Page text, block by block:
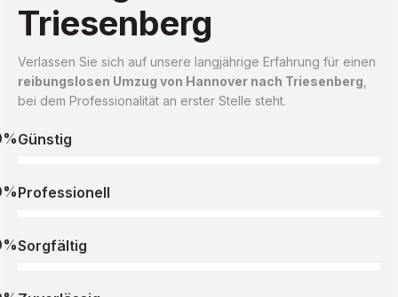
Triesenberg
Verlassen Sie sich auf unsere langjährige Erfahrung für einen
reibungslosen Umzug von Hannover nach Triesenberg
bei dem Professionalität an erster Stelle steht.
Günstig
Professionell
Sorgfältig